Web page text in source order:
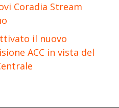
Coradia Stream
il nuovo
ACC in vista del